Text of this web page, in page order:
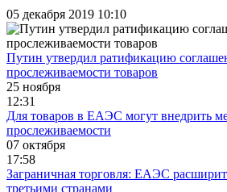
05 декабря 2019 10:10
Путин утвердил ратификацию
прослеживаемости товаров
25 ноября
12:31
Для товаров в ЕАЭС могут внедрить
прослеживаемости
07 октября
17:58
Заграничная торговля: ЕАЭС расширит
третьими странами